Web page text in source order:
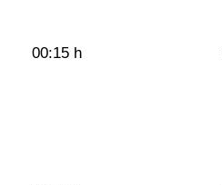
00:15 h